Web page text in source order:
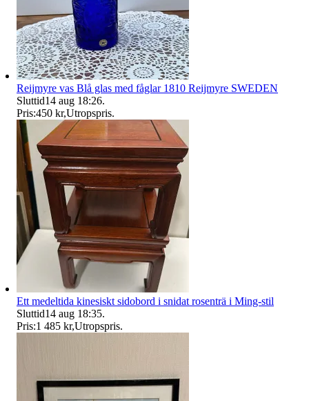
Reijmyre vas Blå glas med fåglar 1810 Reijmyre SWEDEN
Sluttid14 aug 18:26.
Pris:450 kr,Utropspris.
Ett medeltida kinesiskt sidobord i snidat rosenträ i Ming-stil
Sluttid14 aug 18:35.
Pris:1 485 kr,Utropspris.